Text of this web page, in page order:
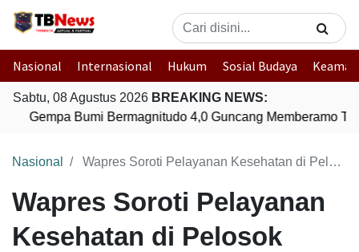
Nasional Internasional Hukum Sosial Budaya
Sabtu, 08 Agustus 2026 BREAKING NEWS:
Gempa Bumi Bermagnitudo 4,0 Guncang Memberamo
Nasional Wapres Soroti Pelayanan Kesehatan di Pelosok Indonesia
Wapres Soroti Pelayanan
Kesehatan di Pelosok